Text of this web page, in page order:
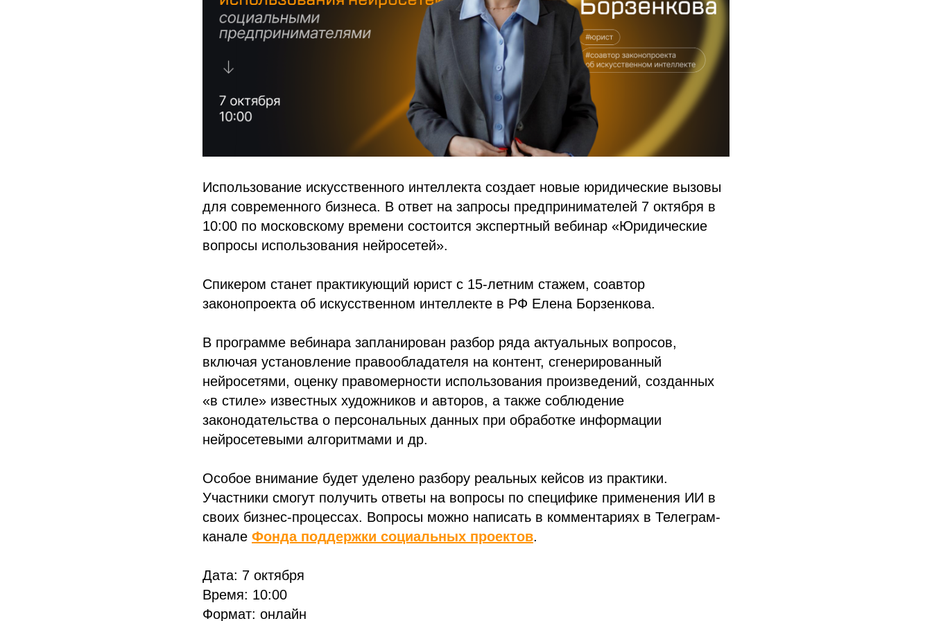
Использование искусственного интеллекта создает новые юридические вызовы
для современного бизнеса. В ответ на запросы предпринимателей 7 октября в
10:00 по московскому времени состоится экспертный вебинар «Юридические
вопросы использования нейросетей».
Спикером станет практикующий юрист с 15-летним стажем, соавтор
законопроекта об искусственном интеллекте в РФ Елена Борзенкова.
В программе вебинара запланирован разбор ряда актуальных вопросов,
включая установление правообладателя на контент, сгенерированный
нейросетями, оценку правомерности использования произведений, созданных
«в стиле» известных художников и авторов, а также соблюдение
законодательства о персональных данных при обработке информации
нейросетевыми алгоритмами и др.
Особое внимание будет уделено разбору реальных кейсов из практики.
Участники смогут получить ответы на вопросы по специфике применения ИИ в
своих бизнес-процессах. Вопросы можно написать в комментариях в Телеграм-
канале Фонда поддержки социальных проектов.
Дата: 7 октября
Время: 10:00
Формат: онлайн